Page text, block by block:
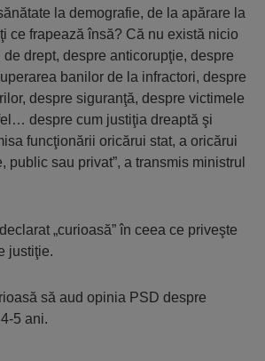
la demografie, de la apărare la
ce frapează însă? Că nu există nicio
drept, despre anticorupţie, despre
banilor de la infractori, despre
despre siguranţă, despre victimele
despre cum justiţia dreaptă şi
funcţionării oricărui stat, a oricărui
public sau privat”, a transmis ministrul
„curioasă” în ceea ce priveşte
justiţie.
să aud opinia PSD despre
5 ani.